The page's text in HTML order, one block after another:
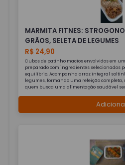
MARMITA FITNES:
GRÃOS, SELETA DE LEGUMES
R$ 24,90
Cubos de patinho macios envolvidos em
preparado com ingredientes selecionados
equilíbrio. Acompanha arroz integral
legumes, formando uma refeição
quem busca uma alimentação saudável